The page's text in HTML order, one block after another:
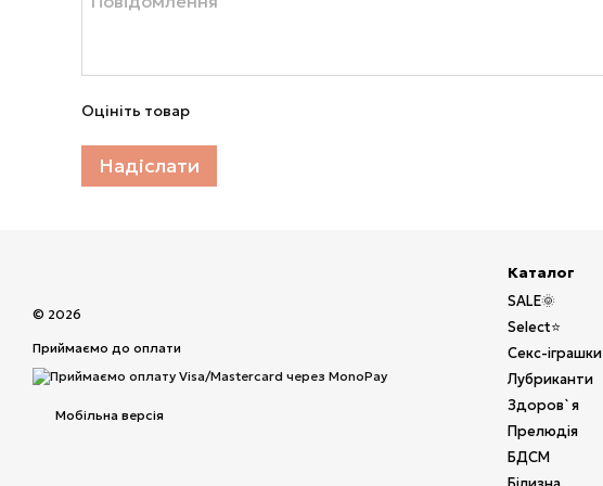
Оцініть товар
Надіслати
© 2026
Приймаємо до оплати
Мобільна версія
Каталог
SALE🌞
Select⭐
Секс-іграшки
Лубриканти
Здоров`я
Прелюдія
БДСМ